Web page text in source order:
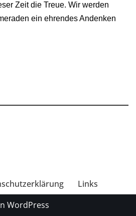
Zeit die Treue. Wir werden
ein ehrendes Andenken
Links
WordPress